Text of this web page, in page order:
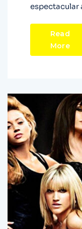
espectacular
Read
More